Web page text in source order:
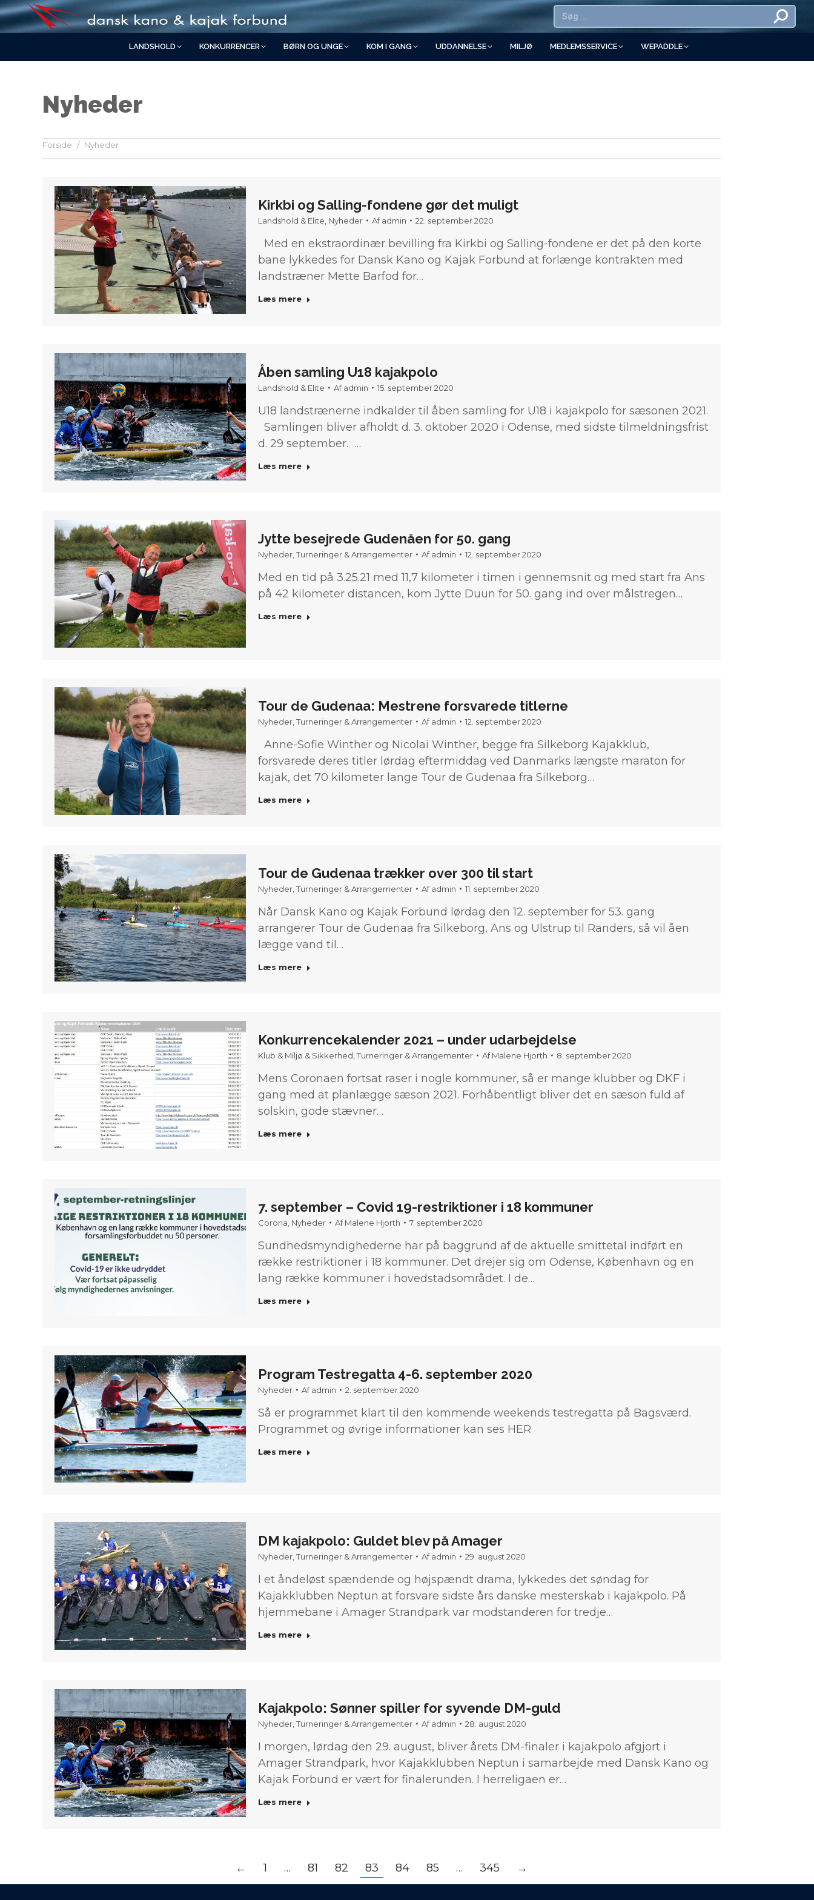
LANDSHOLD KONKURRENCER BØRN OG UNGE KOM I GANG UDDANNELSE MILJØ MEDLEMSSERVICE WEPADDLE
Nyheder
You are here:
Forside Nyheder
Kirkbi og Salling-fondene gør det muligt
Landshold & Elite Nyheder Afadmin 22. september 2020
Med en ekstraordinær bevilling fra Kirkbi og Salling-fondene er det på den korte
bane lykkedes for Dansk Kano og Kajak Forbund at forlænge kontrakten med
landstræner Mette Barfod for…
Læs mere
Åben samling U18 kajakpolo
Landshold & Elite Afadmin 15. september 2020
U18 landstrænerne indkalder til åben samling for U18 i kajakpolo for sæsonen 2021.
Samlingen bliver afholdt d. 3. oktober 2020 i Odense, med sidste tilmeldningsfrist
d. 29 september. …
Læs mere
Jytte besejrede Gudenåen for 50. gang
Nyheder,Turneringer & Arrangementer Afadmin 12. september 2020
Med en tid på 3.25.21 med 11,7 kilometer i timen i gennemsnit og med start fra Ans
på 42 kilometer distancen, kom Jytte Duun for 50. gang ind over målstregen…
Læs mere
Tour de Gudenaa: Mestrene forsvarede titlerne
Nyheder ,Turneringer & Arrangementer Afadmin 12. september 2020
Anne-Sofie Winther og Nicolai Winther, begge fra Silkeborg Kajakklub,
forsvarede deres titler lørdag eftermiddag ved Danmarks længste maraton for
kajak, det 70 kilometer lange Tour de Gudenaa fra Silkeborg…
Læs mere
Tour de Gudenaa trækker over 300 til start
Nyheder ,Turneringer & Arrangementer Afadmin 11. september 2020
Når Dansk Kano og Kajak Forbund lørdag den 12. september for 53. gang
arrangerer Tour de Gudenaa fra Silkeborg, Ans og Ulstrup til Randers, så vil åen
lægge vand til…
Læs mere
Konkurrencekalender 2021 – under udarbejdelse
Klub & Miljø & Sikkerhed,Turneringer & Arrangementer AfMalene Hjorth 8. september 2020
Mens Coronaen fortsat raser i nogle kommuner, så er mange klubber og DKF i
gang med at planlægge sæson 2021. Forhåbentligt bliver det en sæson fuld af
solskin, gode stævner…
Læs mere
7. september – Covid 19-restriktioner i 18 kommuner
Corona Nyheder AfMalene Hjorth 7. september 2020
Sundhedsmyndighederne har på baggrund af de aktuelle smittetal indført en
række restriktioner i 18 kommuner. Det drejer sig om Odense, København og en
lang række kommuner i hovedstadsområdet. I de…
Læs mere
Program Testregatta 4-6. september 2020
Nyheder Afadmin 2. september 2020
Så er programmet klart til den kommende weekends testregatta på Bagsværd.
Programmet og øvrige informationer kan ses HER
Læs mere
DM kajakpolo: Guldet blev på Amager
Nyheder,Turneringer & Arrangementer Afadmin 29. august 2020
I et åndeløst spændende og højspændt drama, lykkedes det søndag for
Kajakklubben Neptun at forsvare sidste års danske mesterskab i kajakpolo. På
hjemmebane i Amager Strandpark var modstanderen for tredje…
Læs mere
Kajakpolo: Sønner spiller for syvende DM-guld
Nyheder ,Turneringer & Arrangementer Afadmin 28. august 2020
I morgen, lørdag den 29. august, bliver årets DM-finaler i kajakpolo afgjort i
Amager Strandpark, hvor Kajakklubben Neptun i samarbejde med Dansk Kano og
Kajak Forbund er vært for finalerunden. I herreligaen er…
Læs mere
← 1 … 81 82 83 84 85 … 345 →